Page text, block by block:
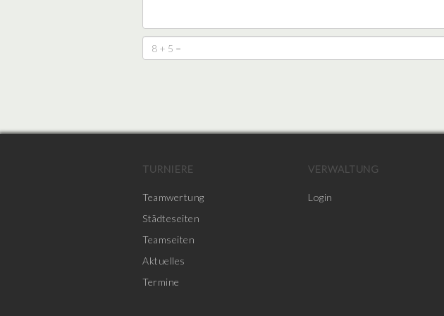
TURNIERE
Teamwertung
Städteseiten
Teamseiten
Aktuelles
Termine
VERWALTUNG
Login